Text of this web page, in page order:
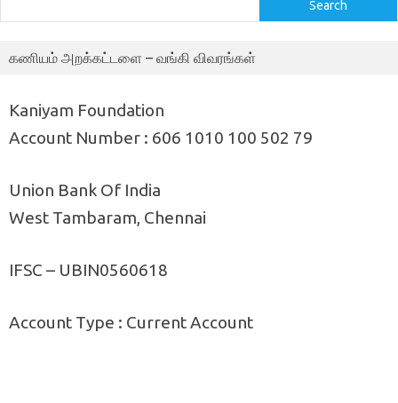
Search
கணியம் அறக்கட்டளை – வங்கி விவரங்கள்
Kaniyam Foundation
Account Number : 606 1010 100 502 79
Union Bank Of India
West Tambaram, Chennai
IFSC – UBIN0560618
Account Type : Current Account